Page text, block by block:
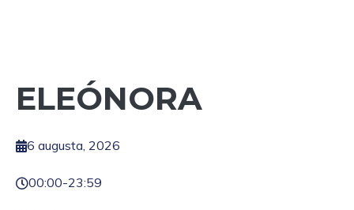
ELEÓNORA
6 augusta, 2026
00:00-23:59